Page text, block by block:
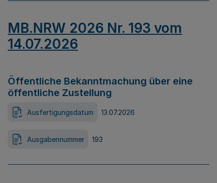
MB.NRW 2026 Nr. 193 vom
14.07.2026
Öffentliche Bekanntmachung über eine
öffentliche Zustellung
Ausfertigungsdatum 13.07.2026
Ausgabennummer 193